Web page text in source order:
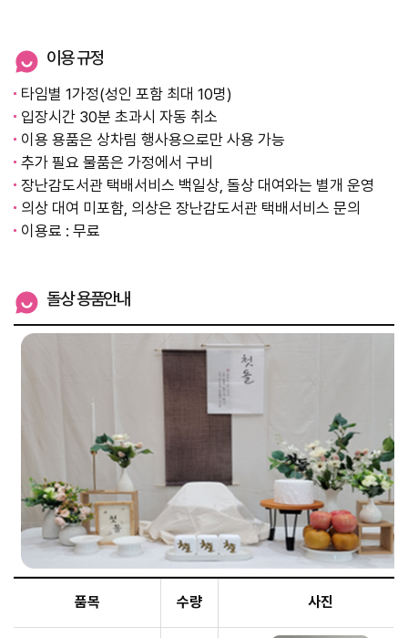
이용 규정
타임별 1가정(성인 포함 최대 10명)
입장시간 30분 초과시 자동 취소
이용 용품은 상차림 행사용으로만 사용 가능
추가 필요 물품은 가정에서 구비
장난감도서관 택배서비스 백일상, 돌상 대여와는 별개 운영
의상 대여 미포함, 의상은 장난감도서관 택배서비스 문의
이용료 : 무료
돌상 용품안내
품목 수량 사진